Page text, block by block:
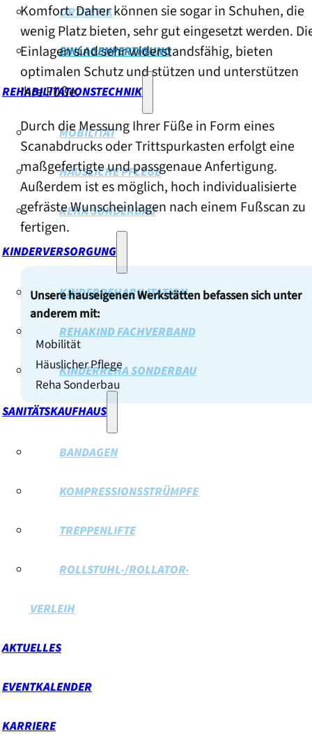
ORTHETIK
EINLAGENFERTIGUNG
REHABILITATIONSTECHNIK
MOBILITÄT
HÄUSLICHE PFLEGE
REHA SONDERBAU
KINDERVERSORGUNG
KINDERREHABILITATION
REHAKIND FACHVERBAND
KINDERREHA SONDERBAU
SANITÄTSKAUFHAUS
BANDAGEN
KOMPRESSIONSSTRÜMPFE
TREPPENLIFTE
ROLLSTUHL-/ROLLATOR-
VERLEIH
AKTUELLES
EVENTKALENDER
KARRIERE
Komfort. Daher können sie sogar in Schuhen, die
wenig Platz bieten, sehr gut eingesetzt werden.
Einlagen sind sehr widerstandsfähig, bieten
optimalen Schutz und stützen und unterstützen
Ihre Füße.
Durch die Messung Ihrer Füße in Form eines
Scanabdrucks oder Trittspurkasten erfolgt eine
maßgefertigte und passgenaue Anfertigung.
Außerdem ist es möglich, hoch individualisierte
gefräste Wunscheinlagen nach einem Fußscan zu
fertigen.
Unsere hauseigenen Werkstätten befassen sich unter
anderem mit:
Mobilität
Häuslicher Pflege
Reha Sonderbau